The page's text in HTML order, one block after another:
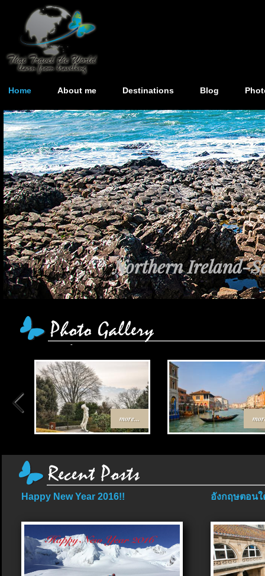
Home About me Destinations Blog
Northern Ireland-
more...
Happy New Year 2016!! อังกฤษตอนใ